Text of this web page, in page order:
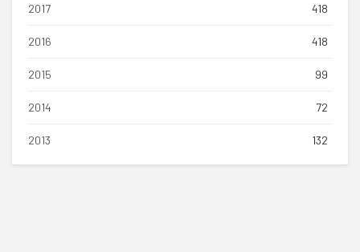
2017 418
2016 418
2015 99
2014 72
2013 132